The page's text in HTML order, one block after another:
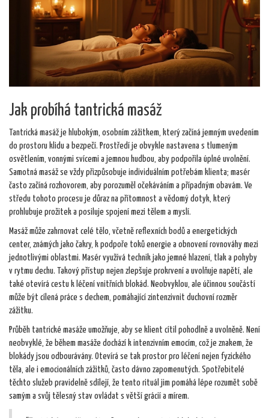
Jak probíhá tantrická masáž
Tantrická masáž je hlubokým, osobním zážitkem, který začíná jemným uvedením
do prostoru klidu a bezpečí. Prostředí je obvykle nastavena s tlumeným
osvětlením, vonnými svícemi a jemnou hudbou, aby podpořila úplné uvolnění.
Samotná masáž se vždy přizpůsobuje individuálním potřebám klienta; masér
často začíná rozhovorem, aby porozuměl očekáváním a případným obavám. Ve
středu tohoto procesu je důraz na přítomnost a vědomý dotyk, který
prohlubuje prožitek a posiluje spojení mezi tělem a myslí.
Masáž může zahrnovat celé tělo, včetně reflexních bodů a energetických
center, známých jako čakry, k podpoře toků energie a obnovení rovnováhy mezi
jednotlivými oblastmi. Masér využívá technik jako jemné hlazení, tlak a pohyby
v rytmu dechu. Takový přístup nejen zlepšuje prokrvení a uvolňuje napětí, ale
také otevírá cestu k léčení vnitřních blokád. Neobvyklou, ale účinnou součástí
může být cílená práce s dechem, pomáhající zintenzivnit duchovní rozměr
zážitku.
Průběh tantrické masáže umožňuje, aby se klient cítil pohodlně a uvolněně. Není
neobvyklé, že během masáže dochází k intenzivním emocím, což je znakem, že
blokády jsou odbourávány. Otevírá se tak prostor pro léčení nejen fyzického
těla, ale i emocionálních zážitků, často dávno zapomenutých. Spotřebitelé
těchto služeb pravidelně sdílejí, že tento rituál jim pomáhá lépe rozumět sobě
samým a svůj tělesný stav ovládat s větší grácií a mírem.